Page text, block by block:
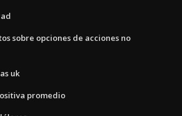
sobre opciones de acciones no
uk
promedio